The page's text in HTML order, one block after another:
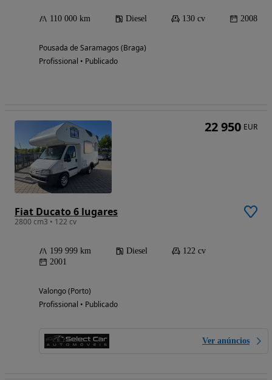
110 000 km Diesel 130 cv 2008
Pousada de Saramagos (Braga)
Profissional • Publicado
Fiat Ducato 6 lugares
2800 cm3 • 122 cv
199 999 km Diesel
122 cv
2001
Valongo (Porto)
Profissional • Publicado
Ver anúncios
22 950 EUR